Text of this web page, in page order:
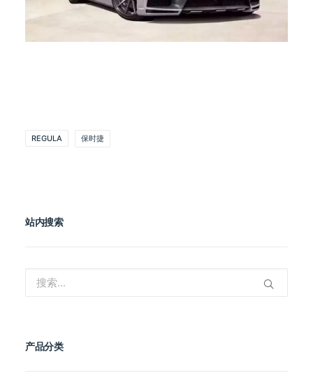
REGULA 保时捷
站内搜索
产品分类